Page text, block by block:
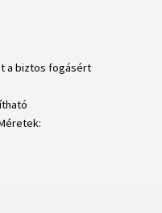
a biztos fogásért